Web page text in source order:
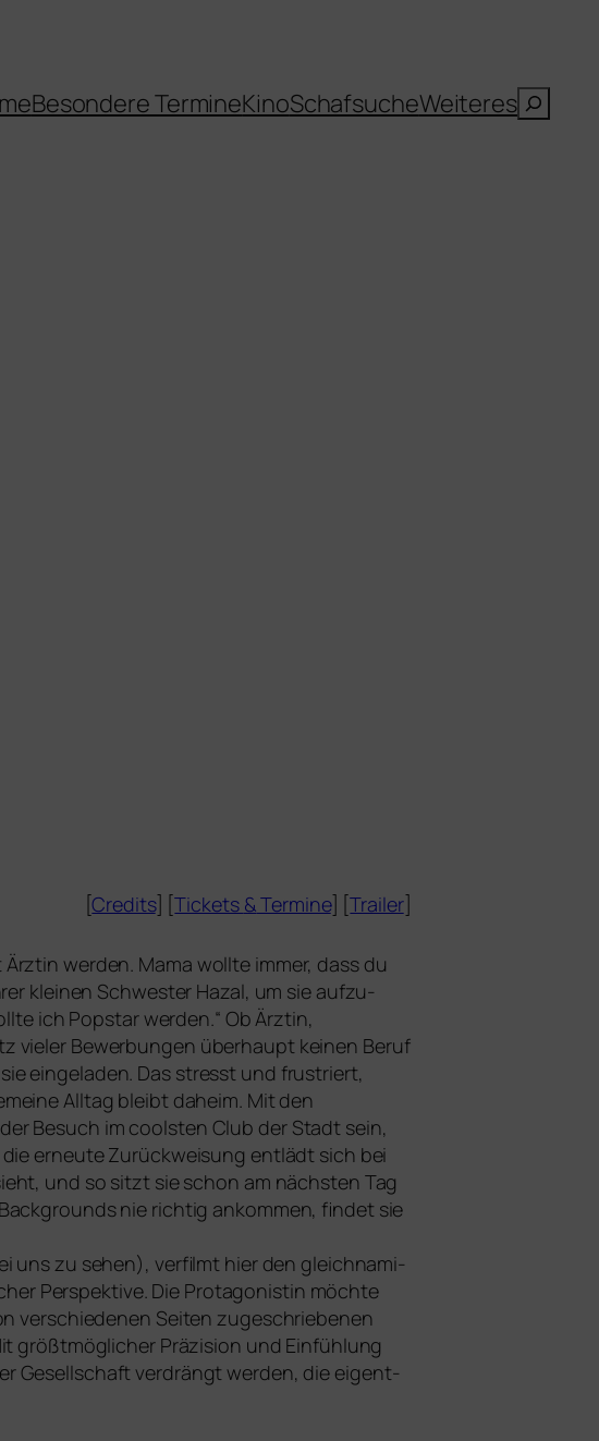
Besondere TermineKinoSchafsucheWeiteresSuchen
[Credits] [Tickets &Termine] [Trailer]
wer­den. Mama woll­te immer, dass du
klei­nen Schwester Hazal, um sie auf­zu­
ich Popstar wer­den.“ Ob Ärztin,
vie­ler Bewerbungen über­haupt kei­nen Beruf
ein­ge­la­den. Das stresst und frus­triert,
Alltag bleibt daheim. Mit den
Besuch im cools­ten Club der Stadt sein,
erneu­te Zurückweisung ent­lädt sich bei
und so sitzt sie schon am nächs­ten Tag
nie rich­tig ankom­men, fin­det sie
uns zu sehen), ver­filmt hier den gleich­na­mi­
Perspektive. Die Protagonistin möch­te
ver­schie­de­nen Seiten zuge­schrie­be­nen
größt­mög­li­cher Präzision und Einfühlung
Gesellschaft ver­drängt wer­den, die eigent­